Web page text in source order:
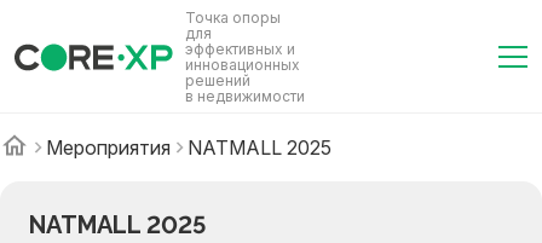
Точка опоры
для
эффективных и
инновационных
решений
в недвижимости
Мероприятия NATMALL 2025
NATMALL 2025